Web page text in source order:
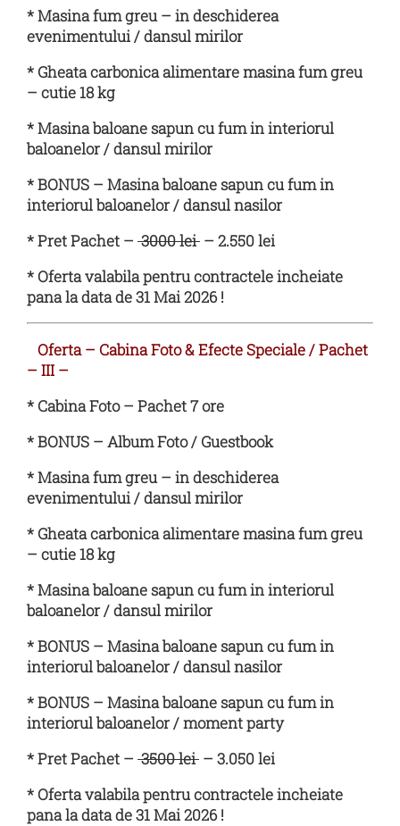
* Masina fum greu – in deschiderea
evenimentului / dansul mirilor
* Gheata carbonica alimentare masina fum greu
– cutie 18 kg
* Masina baloane sapun cu fum in interiorul
baloanelor / dansul mirilor
* BONUS – Masina baloane sapun cu fum in
interiorul baloanelor / dansul nasilor
* Pret Pachet – 3000 lei – 2.550 lei
* Oferta valabila pentru contractele incheiate
pana la data de 31 Mai 2026 !
Oferta – Cabina Foto & Efecte Speciale / Pachet
– III –
* Cabina Foto – Pachet 7 ore
* BONUS – Album Foto / Guestbook
* Masina fum greu – in deschiderea
evenimentului / dansul mirilor
* Gheata carbonica alimentare masina fum greu
– cutie 18 kg
* Masina baloane sapun cu fum in interiorul
baloanelor / dansul mirilor
* BONUS – Masina baloane sapun cu fum in
interiorul baloanelor / dansul nasilor
* BONUS – Masina baloane sapun cu fum in
interiorul baloanelor / moment party
* Pret Pachet – 3500 lei – 3.050 lei
* Oferta valabila pentru contractele incheiate
pana la data de 31 Mai 2026 !